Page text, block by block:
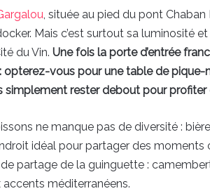
, située au pied du pont
Mais c’est surtout sa luminosité
du Vin. Une fois la porte d’entrée
opterez-vous pour une table de
rester debout pour profiter
ne manque pas de diversité :
idéal pour partager des
de partage de la guinguette :
accents méditerranéens.